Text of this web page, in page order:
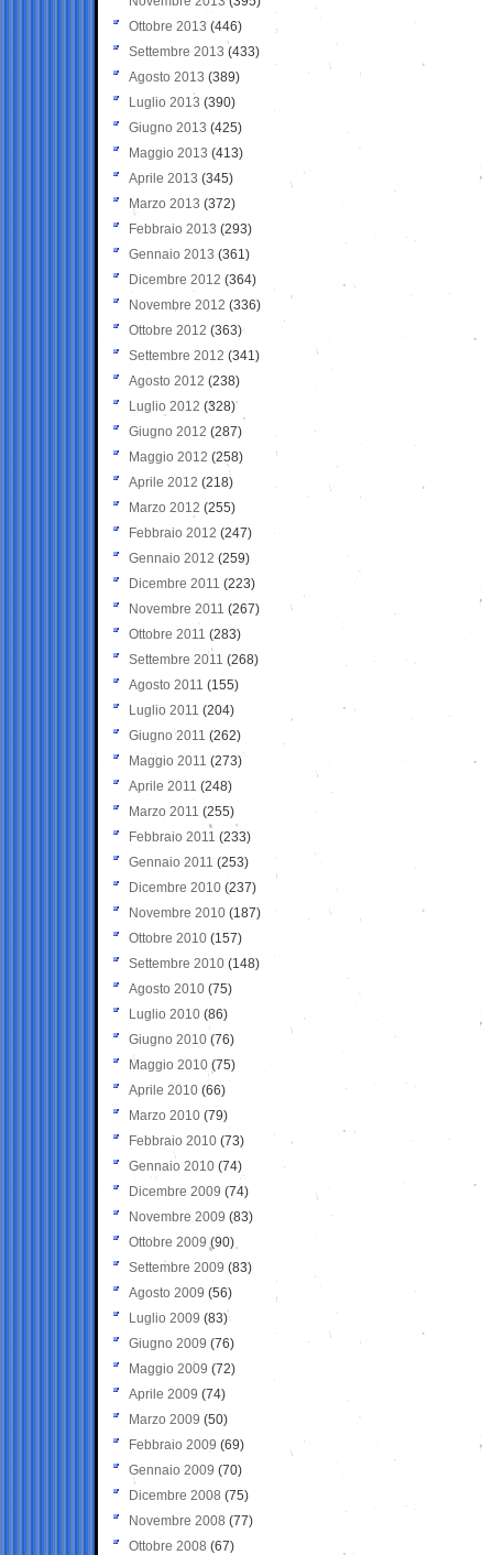
Ottobre 2013 (446)
Settembre 2013 (433)
Agosto 2013 (389)
Luglio 2013 (390)
Giugno 2013 (425)
Maggio 2013 (413)
Aprile 2013 (345)
Marzo 2013 (372)
Febbraio 2013 (293)
Gennaio 2013 (361)
Dicembre 2012 (364)
Novembre 2012 (336)
Ottobre 2012 (363)
Settembre 2012 (341)
Agosto 2012 (238)
Luglio 2012 (328)
Giugno 2012 (287)
Maggio 2012 (258)
Aprile 2012 (218)
Marzo 2012 (255)
Febbraio 2012 (247)
Gennaio 2012 (259)
Dicembre 2011 (223)
Novembre 2011 (267)
Ottobre 2011 (283)
Settembre 2011 (268)
Agosto 2011 (155)
Luglio 2011 (204)
Giugno 2011 (262)
Maggio 2011 (273)
Aprile 2011 (248)
Marzo 2011 (255)
Febbraio 2011 (233)
Gennaio 2011 (253)
Dicembre 2010 (237)
Novembre 2010 (187)
Ottobre 2010 (157)
Settembre 2010 (148)
Agosto 2010 (75)
Luglio 2010 (86)
Giugno 2010 (76)
Maggio 2010 (75)
Aprile 2010 (66)
Marzo 2010 (79)
Febbraio 2010 (73)
Gennaio 2010 (74)
Dicembre 2009 (74)
Novembre 2009 (83)
Ottobre 2009 (90)
Settembre 2009 (83)
Agosto 2009 (56)
Luglio 2009 (83)
Giugno 2009 (76)
Maggio 2009 (72)
Aprile 2009 (74)
Marzo 2009 (50)
Febbraio 2009 (69)
Gennaio 2009 (70)
Dicembre 2008 (75)
Novembre 2008 (77)
Ottobre 2008 (67)